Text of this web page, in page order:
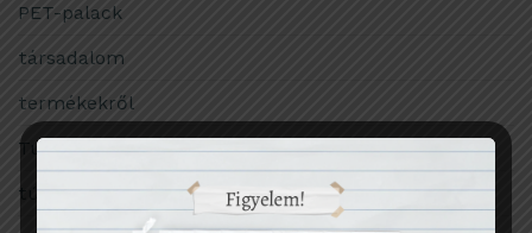
PET-palack
társadalom
termékekről
Tudomány
túlfogyasztás